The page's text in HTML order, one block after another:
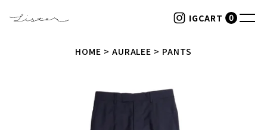
IGCART 0
HOME AURALEE PANTS